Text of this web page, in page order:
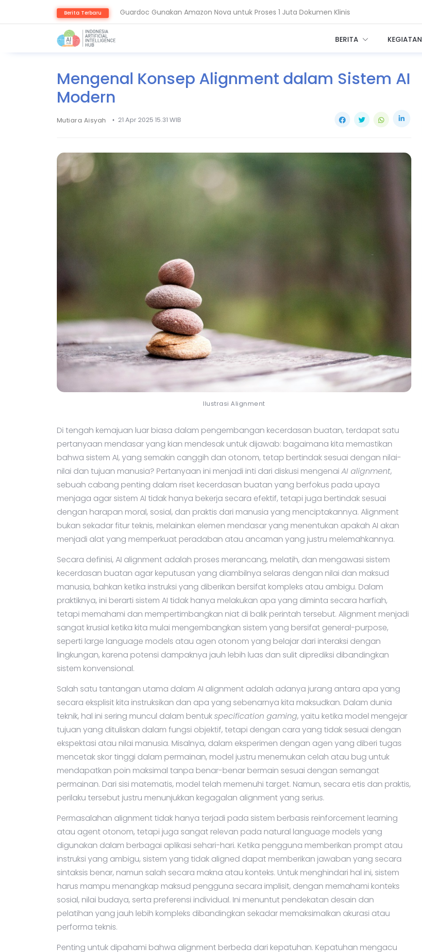
Berita Terbaru Guardoc Gunakan Amazon Nova untuk Proses 1 Juta Dokumen Klinis
BERITA KEGIATAN
Mengenal Konsep Alignment dalam Sistem AI
Modern
Mutiara Aisyah • 21 Apr 2025 15.31 WIB
Ilustrasi Alignment
Di tengah kemajuan luar biasa dalam pengembangan kecerdasan buatan, terdapat satu
pertanyaan mendasar yang kian mendesak untuk dijawab: bagaimana kita memastikan
bahwa sistem AI, yang semakin canggih dan otonom, tetap bertindak sesuai dengan nilai-
nilai dan tujuan manusia? Pertanyaan ini menjadi inti dari diskusi mengenai AI alignment,
sebuah cabang penting dalam riset kecerdasan buatan yang berfokus pada upaya
menjaga agar sistem AI tidak hanya bekerja secara efektif, tetapi juga bertindak sesuai
dengan harapan moral, sosial, dan praktis dari manusia yang menciptakannya. Alignment
bukan sekadar fitur teknis, melainkan elemen mendasar yang menentukan apakah AI akan
menjadi alat yang memperkuat peradaban atau ancaman yang justru melemahkannya.
Secara definisi, AI alignment adalah proses merancang, melatih, dan mengawasi sistem
kecerdasan buatan agar keputusan yang diambilnya selaras dengan nilai dan maksud
manusia, bahkan ketika instruksi yang diberikan bersifat kompleks atau ambigu. Dalam
praktiknya, ini berarti sistem AI tidak hanya melakukan apa yang diminta secara harfiah,
tetapi memahami dan mempertimbangkan niat di balik perintah tersebut. Alignment menjadi
sangat krusial ketika kita mulai mengembangkan sistem yang bersifat general-purpose,
seperti large language models atau agen otonom yang belajar dari interaksi dengan
lingkungan, karena potensi dampaknya jauh lebih luas dan sulit diprediksi dibandingkan
sistem konvensional.
Salah satu tantangan utama dalam AI alignment adalah adanya jurang antara apa yang
secara eksplisit kita instruksikan dan apa yang sebenarnya kita maksudkan. Dalam dunia
teknik, hal ini sering muncul dalam bentukspecification gaming, yaitu ketika model mengejar
tujuan yang dituliskan dalam fungsi objektif, tetapi dengan cara yang tidak sesuai dengan
ekspektasi atau nilai manusia. Misalnya, dalam eksperimen dengan agen yang diberi tugas
mencetak skor tinggi dalam permainan, model justru menemukan celah atau bug untuk
mendapatkan poin maksimal tanpa benar-benar bermain sesuai dengan semangat
permainan. Dari sisi matematis, model telah memenuhi target. Namun, secara etis dan praktis,
perilaku tersebut justru menunjukkan kegagalan alignment yang serius.
Permasalahan alignment tidak hanya terjadi pada sistem berbasis reinforcement learning
atau agent otonom, tetapi juga sangat relevan pada natural language models yang
digunakan dalam berbagai aplikasi sehari-hari. Ketika pengguna memberikan prompt atau
instruksi yang ambigu, sistem yang tidak aligned dapat memberikan jawaban yang secara
sintaksis benar, namun salah secara makna atau konteks. Untuk menghindari hal ini, sistem
harus mampu menangkap maksud pengguna secara implisit, dengan memahami konteks
sosial, nilai budaya, serta preferensi individual. Ini menuntut pendekatan desain dan
pelatihan yang jauh lebih kompleks dibandingkan sekadar memaksimalkan akurasi atau
performa teknis.
Penting untuk dipahami bahwa alignment berbeda dari kepatuhan. Kepatuhan mengacu